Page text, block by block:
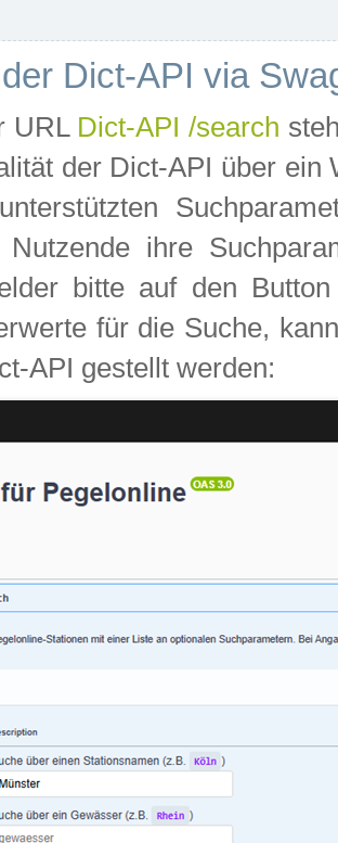
Dict-API via
URL Dict-API /search
der Dict-API über
ihre
bitte auf den
für die Suche,
API gestellt werden: